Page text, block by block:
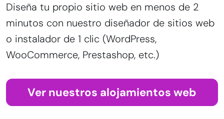
Diseña tu propio sitio web en menos de 2
minutos con nuestro diseñador de sitios web
o instalador de 1 clic (WordPress,
WooCommerce, Prestashop, etc.)
Ver nuestros alojamientos web